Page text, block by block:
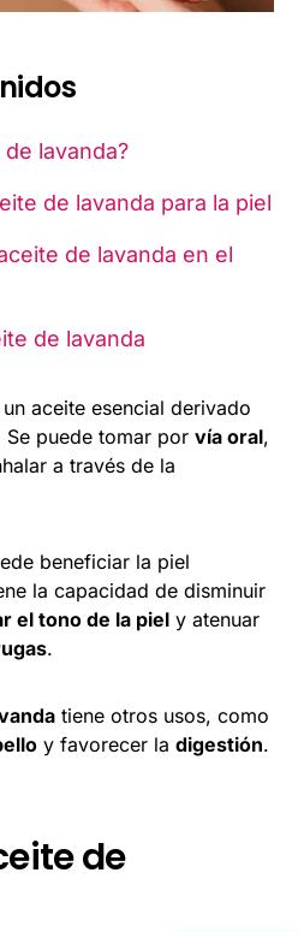
lavanda?
de lavanda para la piel
de lavanda en el
de lavanda
aceite esencial derivado
puede tomar por vía oral,
a través de la
beneficiar la piel
la capacidad de disminuir
el tono de la piel y atenuar
.
tiene otros usos, como
y favorecer la digestión.
de